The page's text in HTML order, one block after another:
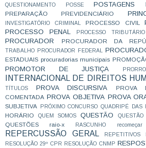
QUESTIONAMENTO
POSSE POSTAGENS
PREPARAÇÃO PREVIDENCIÁRIO
INVESTIGATÓRIO CRIMINAL
PROCESSO CIVIL
PROCESSO PENAL
PROCESSO TRIBUTÁRIO
PROCURADOR
PROCURADOR DA
TRABALHO
PROCURADOR FEDERAL
ESTADUAIS procuradorias municipais
PROMOTOR DE JUSTIÇA
INTERNACIONAL DE DIREITOS
TÍTULOS
PROVA DISCURSIVA
PROVA
COMENTADA PROVA OBJETIVA PROVA
SUBJETIVA
PRÓXIMO CONCURSO QUADRIPÉ DAS
HORÁRIO
QUEM SOMOS QUESTÃO QUESTÃO
QUESTÕES raio-x RASCUNHO recomeçar
REPERCUSSÃO GERAL REPETITIVOS
RESOLUÇÃO 29º CPR
RESOLUÇÃO CNMP